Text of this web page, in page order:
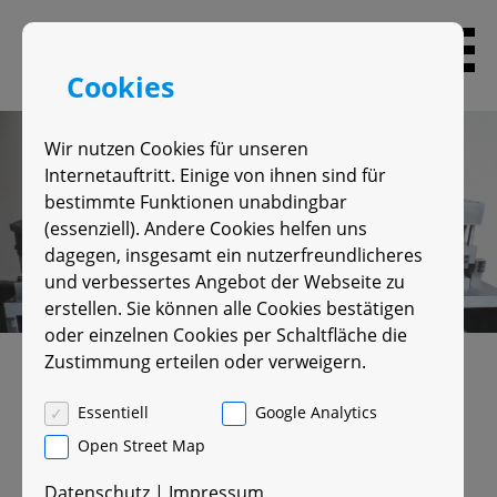
Das Fer­ti­gungs- und
Pro­dukt­pro­gramm der
Cookies
Wir nutzen Cookies für unseren
Internetauftritt. Einige von ihnen sind für
bestimmte Funktionen unabdingbar
(essenziell). Andere Cookies helfen uns
dagegen, insgesamt ein nutzerfreundlicheres
und verbessertes Angebot der Webseite zu
erstellen. Sie können alle Cookies bestätigen
oder einzelnen Cookies per Schaltfläche die
Zustimmung erteilen oder verweigern.
Essentiell
Google Analytics
Open Street Map